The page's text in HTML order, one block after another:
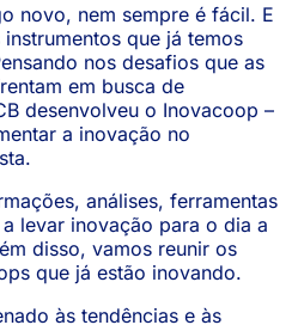
novo, nem sempre é fácil. E
que já temos
nos desafios que as
em busca de
desenvolveu o Inovacoop –
a inovação no
análises, ferramentas
levar inovação para o dia a
disso, vamos reunir os
que já estão inovando.
às tendências e às